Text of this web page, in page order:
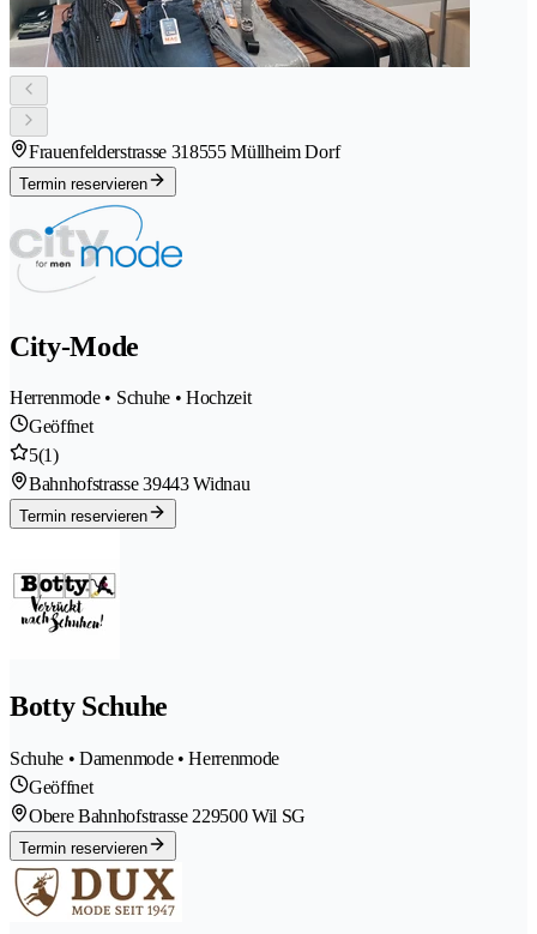
Frauenfelderstrasse 318555 Müllheim Dorf
Termin reservieren
City-Mode
Herrenmode • Schuhe • Hochzeit
Geöffnet
5(1)
Bahnhofstrasse 39443 Widnau
Termin reservieren
Botty Schuhe
Schuhe • Damenmode • Herrenmode
Geöffnet
Obere Bahnhofstrasse 229500 Wil SG
Termin reservieren